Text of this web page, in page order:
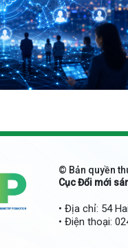
© Bản quyền
Cục Đổi mới
• Địa chỉ: 54
• Điện thoại: